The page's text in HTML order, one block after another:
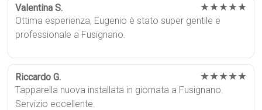
Valentina S. ★★★★★
Ottima esperienza, Eugenio è stato super gentile e
professionale a Fusignano.
Riccardo G. ★★★★★
Tapparella nuova installata in giornata a Fusignano.
Servizio eccellente.